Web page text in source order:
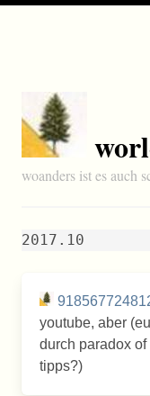
woanders ist es auch
2017.10
youtube, aber
durch paradox
tipps?)